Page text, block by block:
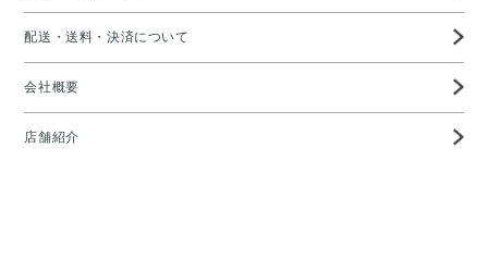
配送・送料・決済について
会社概要
店舗紹介